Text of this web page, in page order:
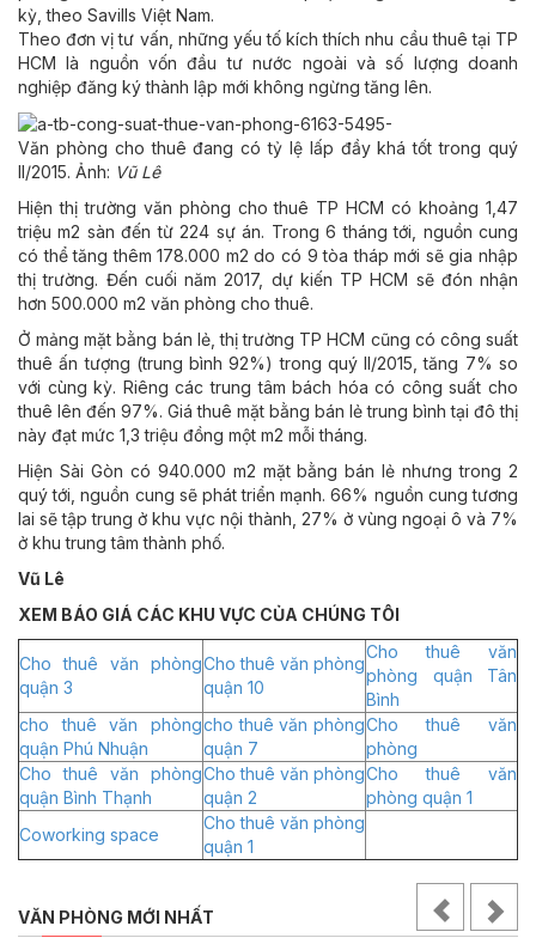
kỳ, theo Savills Việt Nam.
Theo đơn vị tư vấn, những yếu tố kích thích nhu cầu thuê tại TP
HCM là nguồn vốn đầu tư nước ngoài và số lượng doanh
nghiệp đăng ký thành lập mới không ngừng tăng lên.
Văn phòng cho thuê đang có tỷ lệ lấp đầy khá tốt trong quý
II/2015. Ảnh: Vũ Lê
Hiện thị trường văn phòng cho thuê TP HCM có khoảng 1,47
triệu m2 sàn đến từ 224 sự án. Trong 6 tháng tới, nguồn cung
có thể tăng thêm 178.000 m2 do có 9 tòa tháp mới sẽ gia nhập
thị trường. Đến cuối năm 2017, dự kiến TP HCM sẽ đón nhận
hơn 500.000 m2 văn phòng cho thuê.
Ở mảng mặt bằng bán lẻ, thị trường TP HCM cũng có công suất
thuê ấn tượng (trung bình 92%) trong quý II/2015, tăng 7% so
với cùng kỳ. Riêng các trung tâm bách hóa có công suất cho
thuê lên đến 97%. Giá thuê mặt bằng bán lẻ trung bình tại đô thị
này đạt mức 1,3 triệu đồng một m2 mỗi tháng.
Hiện Sài Gòn có 940.000 m2 mặt bằng bán lẻ nhưng trong 2
quý tới, nguồn cung sẽ phát triển mạnh. 66% nguồn cung tương
lai sẽ tập trung ở khu vực nội thành, 27% ở vùng ngoại ô và 7%
ở khu trung tâm thành phố.
Vũ Lê
XEM BÁO GIÁ CÁC KHU VỰC CỦA CHÚNG TÔI
Cho thuê văn phòng
quận 3
Cho thuê văn phòng
quận 10
Cho thuê văn
phòng quận Tân
Bình
cho thuê văn phòng
quận Phú Nhuận
cho thuê văn phòng
quận 7
Cho thuê văn
phòng
Cho thuê văn phòng
quận Bình Thạnh
Cho thuê văn phòng
quận 2
Cho thuê văn
phòng quận 1
Coworking space
Cho thuê văn phòng
quận 1
VĂN PHÒNG MỚI NHẤT